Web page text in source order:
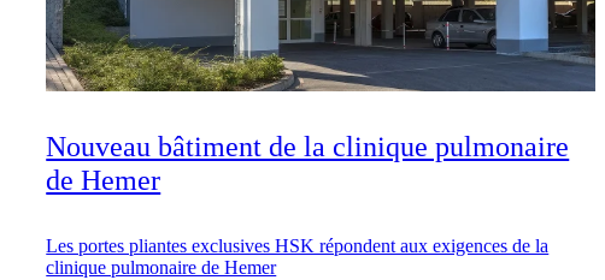
Nouveau bâtiment de la clinique pulmonaire
de Hemer
Les portes pliantes exclusives HSK répondent aux exigences de la
clinique pulmonaire de Hemer